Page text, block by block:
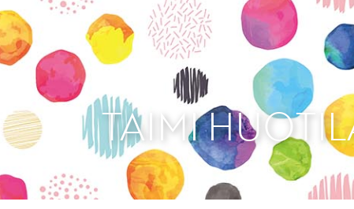
Etkö
jäsen?
Liity
TAIMI